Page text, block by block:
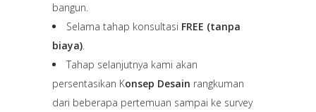
bangun.
Selama tahap konsultasi FREE (tanpa
biaya).
Tahap selanjutnya kami akan
persentasikan Konsep Desain rangkuman
dari beberapa pertemuan sampai ke survey